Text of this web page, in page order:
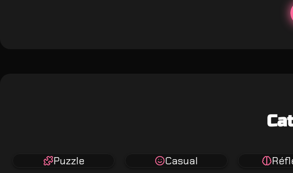
Puzzle Casual